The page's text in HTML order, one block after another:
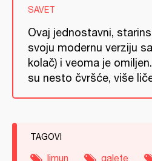
SAVET
Ovaj jednostavni,
svoju modernu verziju
kolač) i veoma je
su nesto čvršće, više
TAGOVI
limun galete